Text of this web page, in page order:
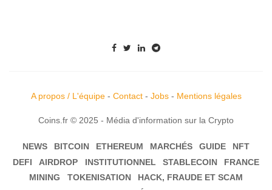
A propos / L'équipe- Contact- Jobs- Mentions légales
Coins.fr © 2025 - Média d'information sur la Crypto
NEWS BITCOIN ETHEREUM MARCHÉS GUIDE
NFT
DEFI
AIRDROP INSTITUTIONNEL STABLECOIN
FRANCE
MINING
TOKENISATION
HACK, FRAUDE ET SCAM